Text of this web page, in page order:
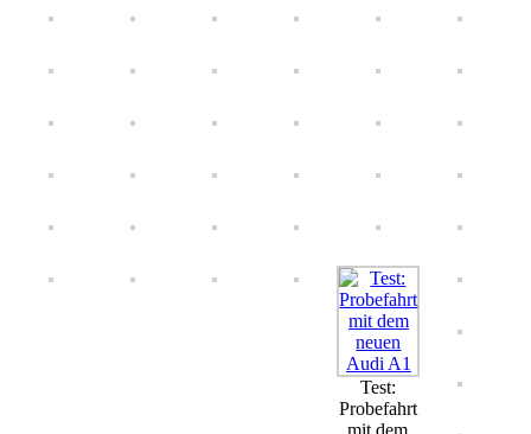
Test:
Probefahrt
mit dem